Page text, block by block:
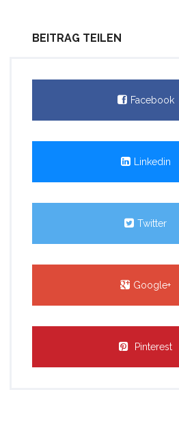
BEITRAG TEILEN
Facebook
Linkedin
Twitter
Google+
Pinterest